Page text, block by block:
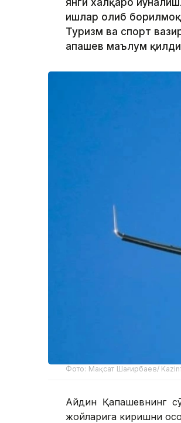
ишлар олиб
Туризм ва спорт
Қапашев маълум
Фото: Мақсат Шағирбаев/
Айдин Қапашевнинг
жойларига киришни